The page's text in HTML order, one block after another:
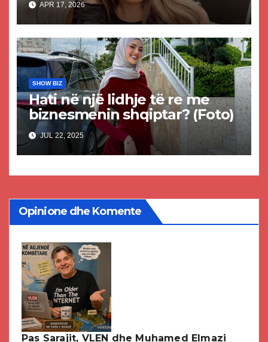
APR 17, 2026
SHOW BIZ
Hati në një lidhje të re me
biznesmenin shqiptar? (Foto)
JUL 22, 2025
Opinione dhe Komente
Pas Sarajit, VLEN dhe Muhamed Elmazi